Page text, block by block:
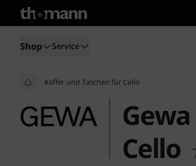
Shop Service
Koffer und Taschen für Cello
Cello